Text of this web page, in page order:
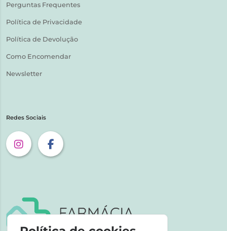
Perguntas Frequentes
Política de Privacidade
Política de Devolução
Como Encomendar
Newsletter
Redes Sociais